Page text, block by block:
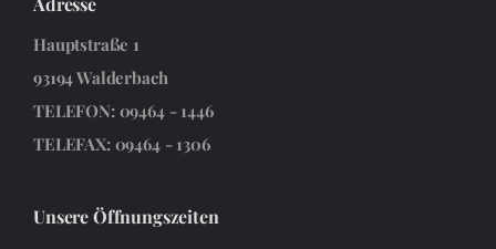
Hauptstraße 1
93194 Walderbach
TELEFON: 09464 - 1446
TELEFAX: 09464 - 1306
Unsere Öffnungszeiten